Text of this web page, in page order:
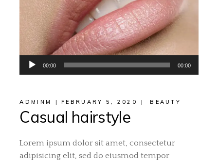
Audio
Player
00:00 00:00
ADMINM FEBRUARY 5, 2020 BEAUTY
Casual hairstyle
Lorem ipsum dolor sit amet, consectetur
adipisicing elit, sed do eiusmod tempor